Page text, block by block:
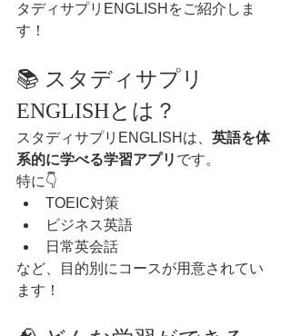
タディサプリENGLISHをご紹介しま
す！
📚 スタディサプリ
ENGLISHとは？
スタディサプリENGLISHは、 英語を体
系的に学べる学習アプリ です。
特に👇
TOEIC対策
ビジネス英語
日常英会話
など、目的別にコースが用意されてい
ます！